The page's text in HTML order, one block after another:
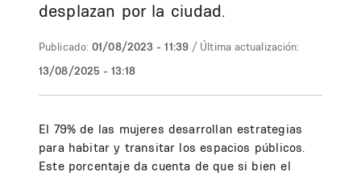
desplazan por la ciudad.
Publicado: 01/08/2023 - 11:39 / Última actualización:
13/08/2025 - 13:18
El 79% de las mujeres desarrollan estrategias
para habitar y transitar los espacios públicos.
Este porcentaje da cuenta de que si bien el